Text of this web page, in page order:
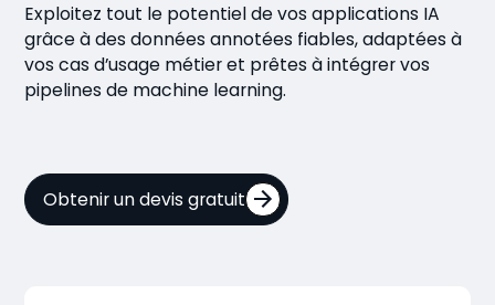
Exploitez tout le potentiel de vos applications IA
grâce à des données annotées fiables, adaptées à
vos cas d’usage métier et prêtes à intégrer vos
pipelines de machine learning.
Obtenir un devis gratuit